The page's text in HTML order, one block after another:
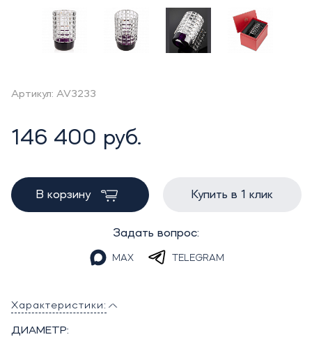
Артикул: AV3233
146 400 руб.
В корзину Купить в 1 клик
Задать вопрос:
MAX TELEGRAM
Характеристики:
ДИАМЕТР: